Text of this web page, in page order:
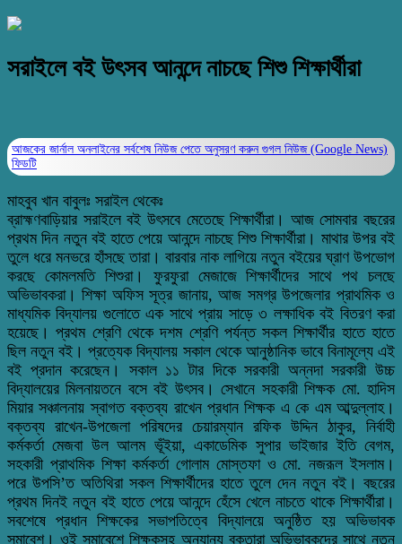
সরাইলে বই উৎসব আনন্দে নাচছে শিশু শিক্ষার্থীরা
আজকের জার্নাল অনলাইনের সর্বশেষ নিউজ পেতে অনুসরণ করুন গুগল নিউজ (Google News)
ফিডটি
মাহবুব খান বাবুলঃ সরাইল থেকেঃ
ব্রাহ্মণবাড়িয়ার সরাইলে বই উৎসবে মেতেছে শিক্ষার্থীরা। আজ সোমবার বছরের
প্রথম দিন নতুন বই হাতে পেয়ে আনন্দে নাচছে শিশু শিক্ষার্থীরা। মাথার উপর বই
তুলে ধরে মনভরে হাঁসছে তারা। বারবার নাক লাগিয়ে নতুন বইয়ের ঘ্রাণ উপভোগ
করছে কোমলমতি শিশুরা। ফুরফুরা মেজাজে শিক্ষার্থীদের সাথে পথ চলছে
অভিভাবকরা। শিক্ষা অফিস সূত্র জানায়, আজ সমগ্র উপজেলার প্রাথমিক ও
মাধ্যমিক বিদ্যালয় গুলোতে এক সাথে প্রায় সাড়ে ৩ লক্ষাধিক বই বিতরণ করা
হয়েছে। প্রথম শ্রেণি থেকে দশম শ্রেণি পর্যন্ত সকল শিক্ষার্থীর হাতে হাতে
ছিল নতুন বই। প্রত্যেক বিদ্যালয় সকাল থেকে আনুষ্ঠানিক ভাবে বিনামূল্যে এই
বই প্রদান করেছেন। সকাল ১১ টার দিকে সরকারী অন্নদা সরকারী উচ্চ
বিদ্যালয়ের মিলনায়তনে বসে বই উৎসব। সেখানে সহকারী শিক্ষক মো. হাদিস
মিয়ার সঞ্চালনায় স্বাগত বক্তব্য রাখেন প্রধান শিক্ষক এ কে এম আব্দুল্লাহ।
বক্তব্য রাখেন-উপজেলা পরিষদের চেয়ারম্যান রফিক উদ্দিন ঠাকুর, নির্বাহী
কর্মকর্তা মেজবা উল আলম ভূঁইয়া, একাডেমিক সুপার ভাইজার ইতি বেগম,
সহকারী প্রাথমিক শিক্ষা কর্মকর্তা গোলাম মোস্তফা ও মো. নজরূল ইসলাম।
পরে উপসি’ত অতিথিরা সকল শিক্ষার্থীদের হাতে তুলে দেন নতুন বই। বছরের
প্রথম দিনই নতুন বই হাতে পেয়ে আনন্দে হেঁসে খেলে নাচতে থাকে শিক্ষার্থীরা।
সবশেষে প্রধান শিক্ষকের সভাপতিত্বে বিদ্যালয়ে অনুষ্ঠিত হয় অভিভাবক
সমাবেশ। ওই সমাবেশে শিক্ষকসহ অন্যান্য বক্তারা অভিভাবকদের সাথে নতুন